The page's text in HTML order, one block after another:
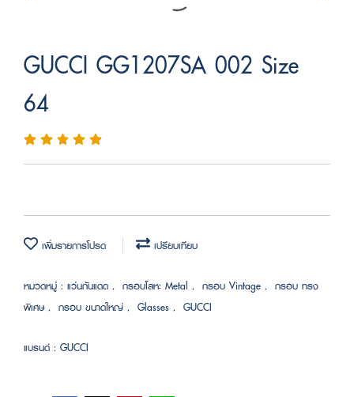
GUCCI GG1207SA 002 Size
64
เพิ่มรายการโปรด เปรียบเทียบ
หมวดหมู่ : แว่นกันแดด , กรอบโลหะ Metal , กรอบ Vintage , กรอบ ทรง
พิเศษ, กรอบ ขนาดใหญ่ , Glasses , GUCCI
แบรนด์ : GUCCI